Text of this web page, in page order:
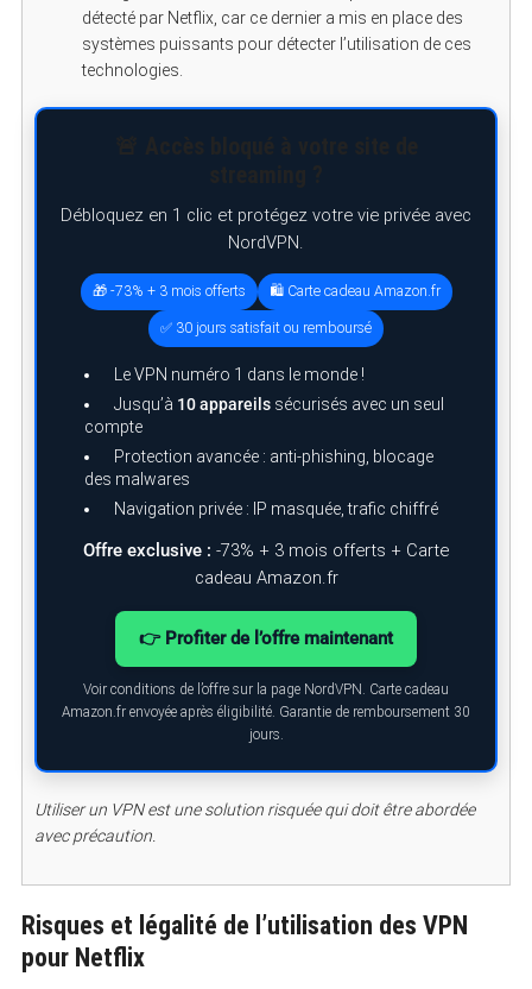
détecté par Netflix, car ce dernier a mis en place des
systèmes puissants pour détecter l’utilisation de ces
technologies.
Débloquez en 1 clic et protégez votre vie privée avec
NordVPN.
🎁 -73% + 3 mois offerts 🛍️ Carte cadeau Amazon.fr
✅ 30 jours satisfait ou remboursé
Le VPN numéro 1 dans le monde !
Jusqu’à 10 appareilssécurisés avec un seul
compte
Protection avancée : anti-phishing, blocage
des malwares
Navigation privée : IP masquée, trafic chiffré
Offre exclusive : -73% + 3 mois offerts + Carte
cadeau Amazon.fr
👉 Profiter de l’offre maintenant
Voir conditions de l’offre sur la page NordVPN. Carte cadeau
Amazon.fr envoyée après éligibilité. Garantie de remboursement 30
jours.
Utiliser un VPN est une solution risquée qui doit être abordée
avec précaution.
Risques et légalité de l’utilisation des VPN
pour Netflix